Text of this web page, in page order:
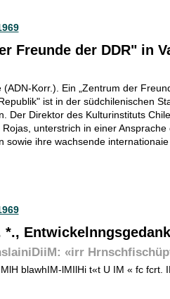
Freunde der DDR" in
(ADN-Korr.). Ein „Zentrum der
ist in der südchilenischen
Der Direktor des Kulturinstituts
unterstrich in einer Ansprache
sowie ihre wachsende
*.,
«irr
blawhIM-lMIlHi t«t U IM « fc fcrt.